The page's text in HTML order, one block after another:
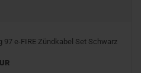
97 e-FIRE Zündkabel Set Schwarz